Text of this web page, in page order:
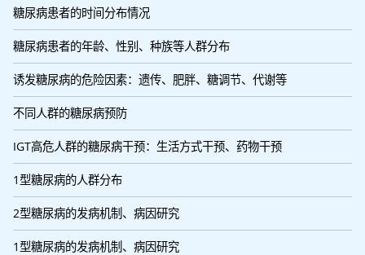
糖尿病患者的时间分布情况
糖尿病患者的年龄、性别、种族等人群分布
诱发糖尿病的危险因素：遗传、肥胖、糖调节、代谢等
不同人群的糖尿病预防
IGT高危人群的糖尿病干预：生活方式干预、药物干预
1型糖尿病的人群分布
2型糖尿病的发病机制、病因研究
1型糖尿病的发病机制、病因研究